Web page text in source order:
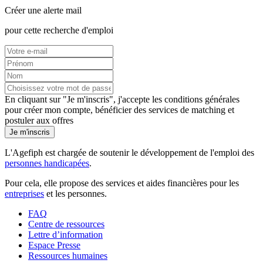
Créer une alerte mail
pour cette recherche d'emploi
En cliquant sur "Je m'inscris", j'accepte les conditions générales
pour créer mon compte, bénéficier des services de matching et
postuler aux offres
Je m'inscris
L'Agefiph est chargée de soutenir le développement de l'emploi des
personnes handicapées.
Pour cela, elle propose des services et aides financières pour les
entreprises et les personnes.
FAQ
Centre de ressources
Lettre d’information
Espace Presse
Ressources humaines